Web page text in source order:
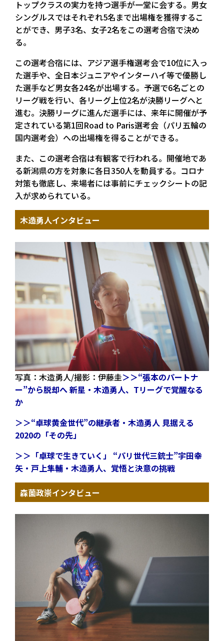
トップクラスの実力を持つ選手が一堂に会する。男女
シングルスではそれぞれ5名まで出場権を獲得するこ
とができ、男子3名、女子2名をこの選考合宿で決め
る。
この選考合宿には、アジア選手権選考会で10位に入っ
た選手や、全日本ジュニアやインターハイ等で優勝し
た選手など男女各24名が出場する。予選で6名ごとの
リーグ戦を行い、各リーグ上位2名が決勝リーグへと
進む。決勝リーグに進んだ選手には、来年に開催が予
定されている第1回Road to Paris選考会（パリ五輪の
国内選考会）への出場権を得ることができる。
また、この選考合宿は有観客で行われる。開催地であ
る新潟県の方を対象に各日350人を動員する。コロナ
対策も徹底し、来場者には事前にチェックシートの記
入が求められている。
木造勇人インタビュー
写真：木造勇人/撮影：伊藤圭＞＞“張本のパートナ
ー”から脱却へ 新星・木造勇人、Tリーグで覚醒なる
か
＞＞“卓球黄金世代”の継承者・木造勇人 見据える
2020の「その先」
＞＞「卓球で生きていく」 “パリ世代三銃士”宇田幸
矢・戸上隼輔・木造勇人、覚悟と決意の挑戦
森薗政崇インタビュー